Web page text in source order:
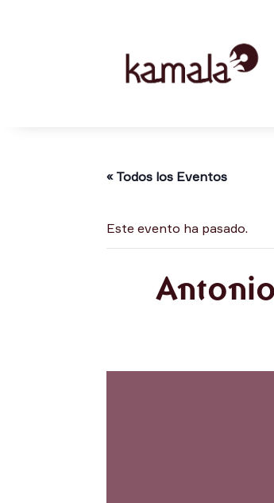
« Todos los Eventos
Este evento ha pasado.